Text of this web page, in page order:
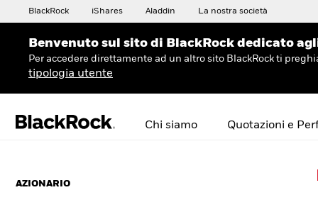
BlackRock iShares Aladdin La nostra società
Benvenuto sul sito di BlackRock dedicato
Per accedere direttamente ad un altro sito BlackRock ti
tipologia utente
Chi siamo Quotazioni e
AZIONARIO